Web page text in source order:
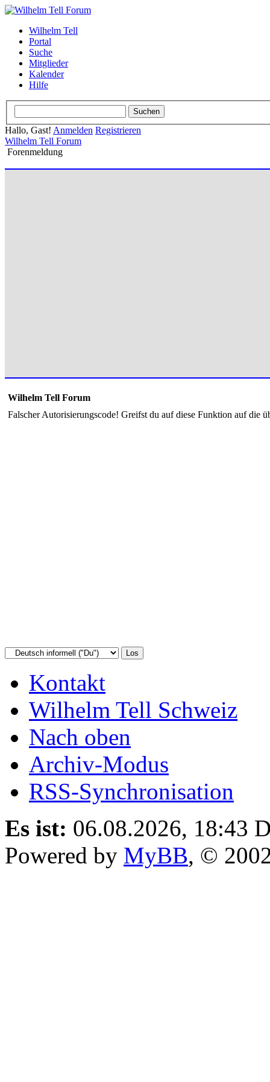
Wilhelm Tell
Portal
Suche
Mitglieder
Kalender
Hilfe
Hallo, Gast! Anmelden Registrieren
Wilhelm Tell Forum
Forenmeldung
Wilhelm Tell Forum
Falscher Autorisierungscode! Greifst du auf diese Funktion auf die
Kontakt
Wilhelm Tell Schweiz
Nach oben
Archiv-Modus
RSS-Synchronisation
Es ist: 06.08.2026, 18:43
Powered by MyBB, ©